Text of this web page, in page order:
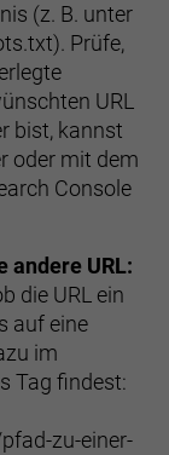
(z. B. unter
Prüfe,
URL
bist, kannst
oder mit dem
Console
andere URL:
die URL ein
auf eine
im
Tag findest:
zu-einer-